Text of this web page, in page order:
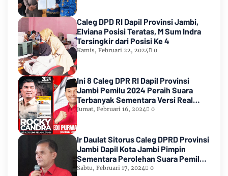
Caleg DPD RI Dapil Provinsi Jambi,
Elviana Posisi Teratas, M Sum Indra
Tersingkir dari Posisi Ke 4
Kamis, Februari 22, 2024 0
Ini 8 Caleg DPR RI Dapil Provinsi
Jambi Pemilu 2024 Peraih Suara
Terbanyak Sementara Versi Real
Count KPU RI
Jumat, Februari 16, 2024 0
Ir Daulat Sitorus Caleg DPRD Provinsi
Jambi Dapil Kota Jambi Pimpin
Sementara Perolehan Suara Pemilu
2024
Sabtu, Februari 17, 2024 0